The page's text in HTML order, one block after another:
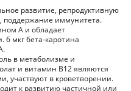
развитие, репродуктивную
поддержание иммунитета.
А и обладает
мкг бета-каротина
в метаболизме и
и витамин В12 являются
участвуют в кроветворении.
к развитию частичной или